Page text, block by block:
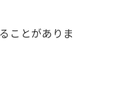
ことがありま